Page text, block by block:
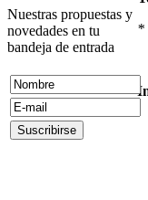
*
Nuestras propuestas y
novedades en tu
bandeja de entrada